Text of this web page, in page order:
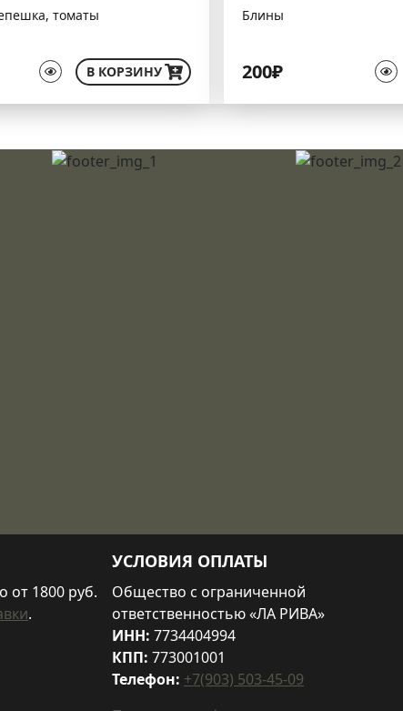
томаты
В КОРЗИНУ
Блины
200₽
от 1800 руб.
.
УСЛОВИЯ ОПЛАТЫ
Общество с ограниченной
ответственностью «ЛА РИВА»
ИНН: 7734404994
КПП: 773001001
Телефон: +7(903) 503-45-09